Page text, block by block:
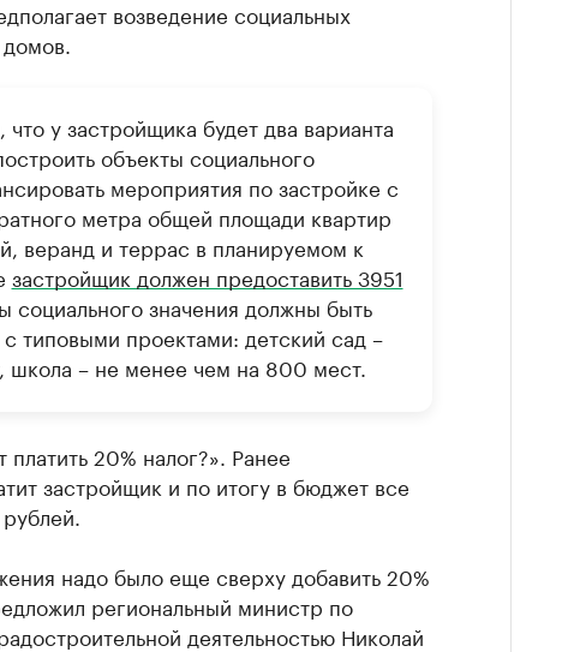
возведение социальных
у застройщика будет два варианта
объекты социального
мероприятия по застройке с
метра общей площади квартир
веранд и террас в планируемом к
застройщик должен предоставить 3951
социального значения должны быть
типовыми проектами: детский сад –
– не менее чем на 800 мест.
20% налог?». Ранее
застройщик и по итогу в бюджет все
надо было еще сверху добавить 20%
региональный министр по
деятельностью Николай